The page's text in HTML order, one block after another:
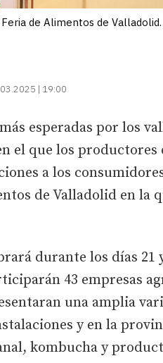
de Alimentos de Valladolid.
| 19:00
esperadas por los
el que los
a los
de Valladolid en la
durante los días 21
43 empresas
una amplia
y en la
kombucha y